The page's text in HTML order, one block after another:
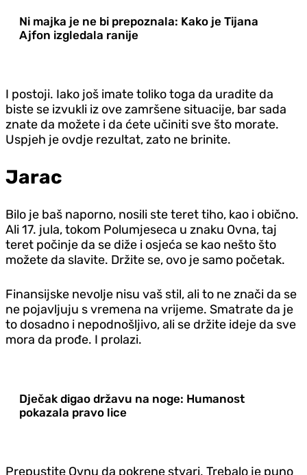
Ni majka je ne bi prepoznala: Kako je Tijana
Ajfon izgledala ranije
I postoji. Iako još imate toliko toga da uradite da
biste se izvukli iz ove zamršene situacije, bar sada
znate da možete i da ćete učiniti sve što morate.
Uspjeh je ovdje rezultat, zato ne brinite.
Jarac
Bilo je baš naporno, nosili ste teret tiho, kao i obično.
Ali 17. jula, tokom Polumjeseca u znaku Ovna, taj
teret počinje da se diže i osjeća se kao nešto što
možete da slavite. Držite se, ovo je samo početak.
Finansijske nevolje nisu vaš stil, ali to ne znači da se
ne pojavljuju s vremena na vrijeme. Smatrate da je
to dosadno i nepodnošljivo, ali se držite ideje da sve
mora da prođe. I prolazi.
Dječak digao državu na noge: Humanost
pokazala pravo lice
Prepustite Ovnu da pokrene stvari. Trebalo je puno